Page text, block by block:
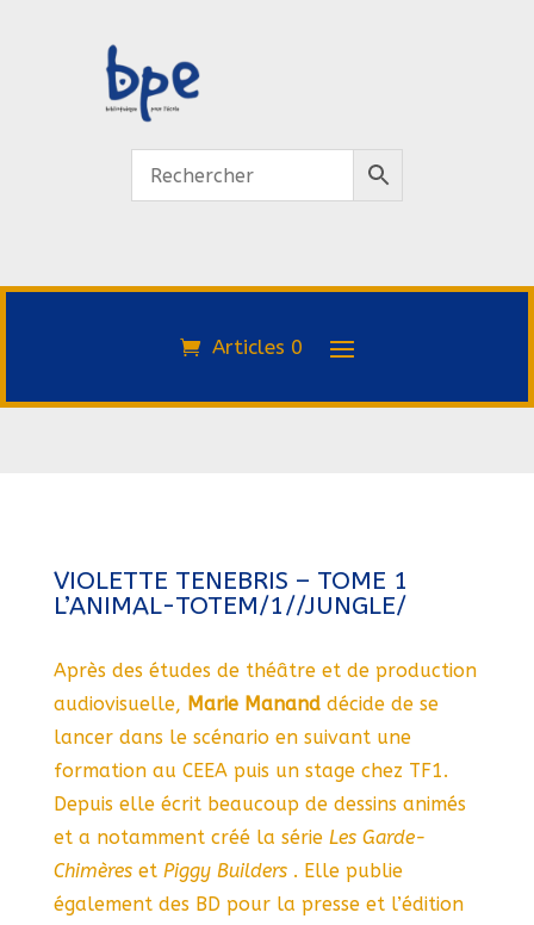
Articles 0
VIOLETTE TENEBRIS – TOME 1
L’ANIMAL-TOTEM/1//JUNGLE/
Après des études de théâtre et de production
audiovisuelle, Marie Manand décide de se
lancer dans le scénario en suivant une
formation au CEEA puis un stage chez TF1.
Depuis elle écrit beaucoup de dessins animés
et a notamment créé la série Les Garde-
Chimèreset Piggy Builders. Elle publie
également des BD pour la presse et l’édition